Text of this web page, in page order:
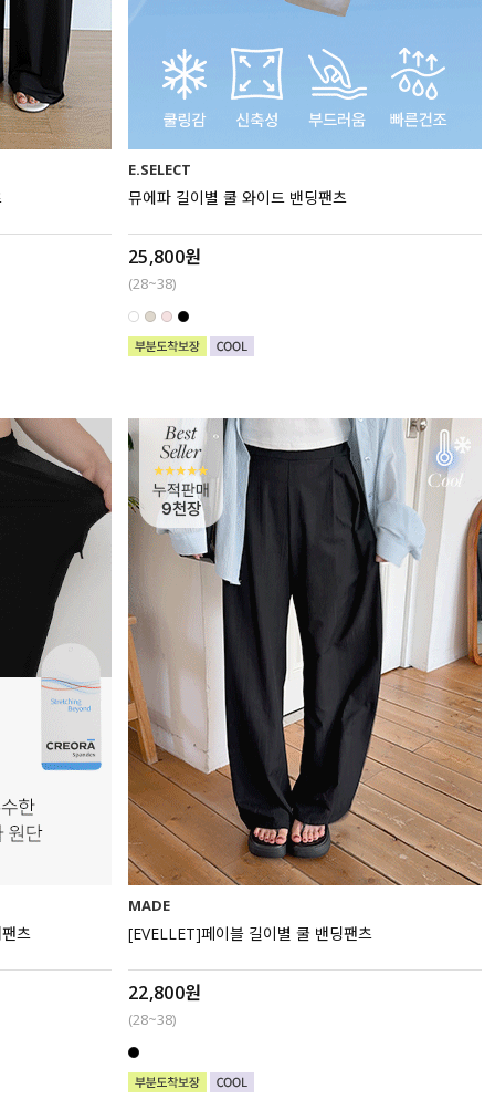
E.SELECT
뮤에파 길이별 쿨 와이드 밴딩팬츠
25,800원
(28~38)
츠
MADE
[EVELLET]페이블 길이별 쿨 밴딩팬츠
22,800원
(28~38)